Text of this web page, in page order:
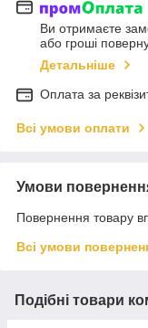
Ви отримаєте
або гроші
Детальніше
Оплата за
Всі умови оплати
Умови
Повернення товару
Всі умови
Подібні товари